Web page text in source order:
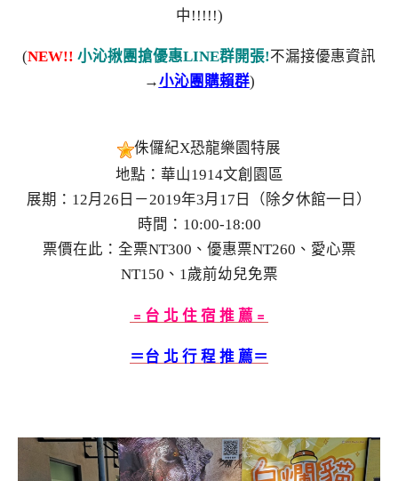
中!!!!!)
(NEW!! 小沁揪團搶優惠LINE群開張!不漏接優惠資訊
→小沁團購賴群)
侏儸紀X恐龍樂園特展
地點：華山1914文創園區
展期：12月26日－2019年3月17日（除夕休館一日）
時間：10:00-18:00
票價在此：全票NT300、優惠票NT260、愛心票
NT150、1歲前幼兒免票
﹦台 北 住 宿 推 薦﹦
＝台 北 行 程 推 薦＝